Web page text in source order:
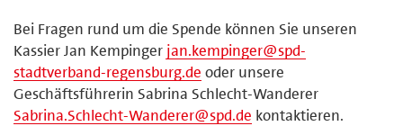
Bei Fragen rund um die Spende können Sie unseren
Kassier Jan Kempinger jan.kempinger@spd-
stadtverband-regensburg.de oder unsere
Geschäftsführerin Sabrina Schlecht-Wanderer
Sabrina.Schlecht-Wanderer@spd.de kontaktieren.